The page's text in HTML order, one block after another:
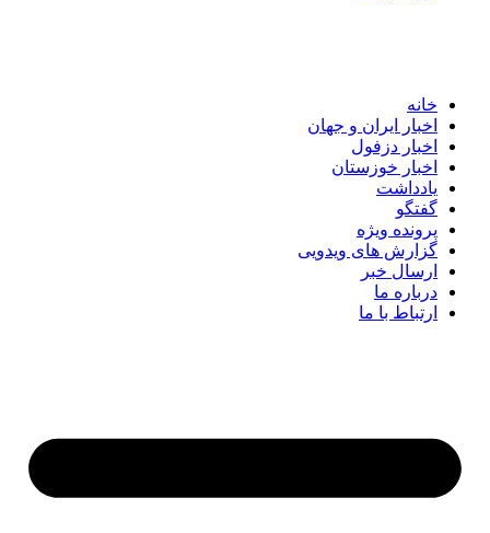
خانه
اخبار ایران و جهان
اخبار دزفول
اخبار خوزستان
یادداشت
گفتگو
پرونده ویژه
گزارش های ویدویی
ارسال خبر
درباره ما
ارتباط با ما